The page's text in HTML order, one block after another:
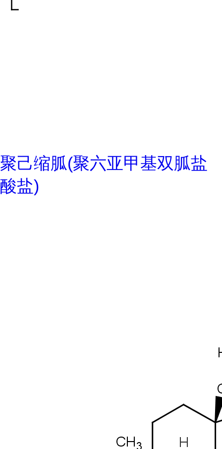
聚己缩胍(聚六亚甲基双胍盐
酸盐)